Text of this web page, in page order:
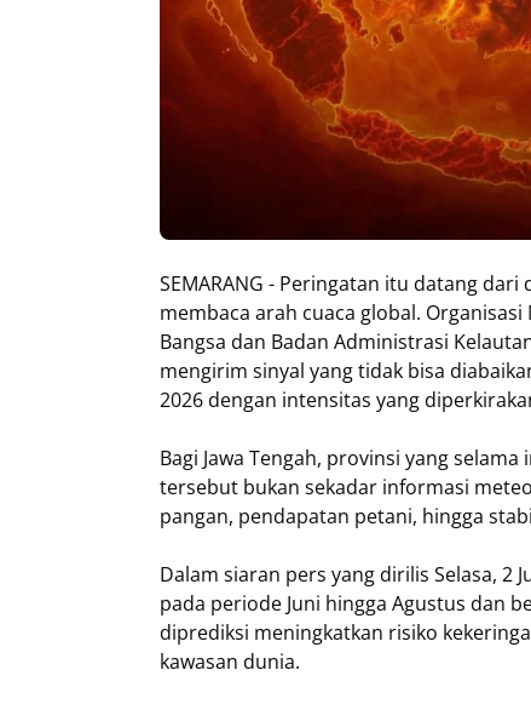
SEMARANG - Peringatan itu datang
membaca arah cuaca global.
Bangsa dan Badan Administrasi
mengirim sinyal yang tidak bisa
2026 dengan intensitas yang
Bagi Jawa Tengah, provinsi yang
tersebut bukan sekadar informasi
pangan, pendapatan petani, hingga
Dalam siaran pers yang dirilis Selasa, 2
pada periode Juni hingga Agustus dan
diprediksi meningkatkan risiko
kawasan dunia.